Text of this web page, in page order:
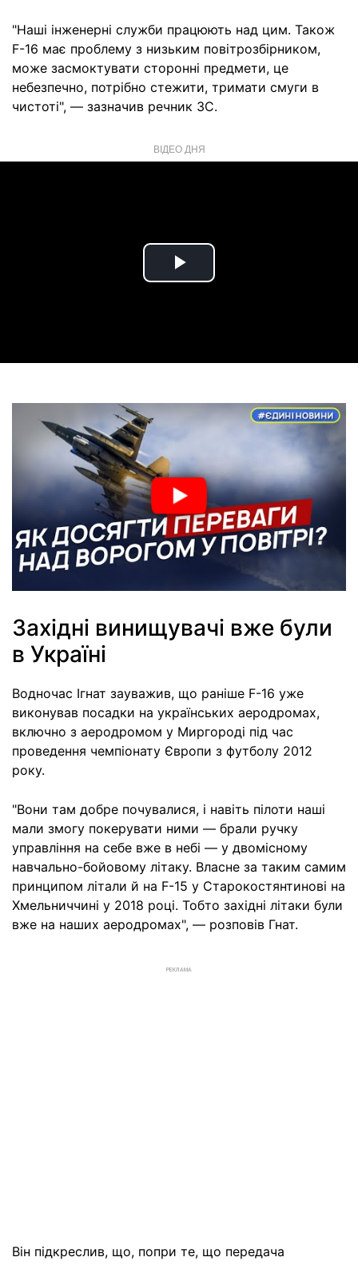
"Наші інженерні служби працюють над цим. Також
F-16 має проблему з низьким повітрозбірником,
може засмоктувати сторонні предмети, це
небезпечно, потрібно стежити, тримати смуги в
чистоті", — зазначив речник ЗС.
ВІДЕО ДНЯ
Play
Західні винищувачі вже були
в Україні
Водночас Ігнат зауважив, що раніше F-16 уже
виконував посадки на українських аеродромах,
включно з аеродромом у Миргороді під час
проведення чемпіонату Європи з футболу 2012
року.
"Вони там добре почувалися, і навіть пілоти наші
мали змогу покерувати ними — брали ручку
управління на себе вже в небі — у двомісному
навчально-бойовому літаку. Власне за таким самим
принципом літали й на F-15 у Старокостянтинові на
Хмельниччині у 2018 році. Тобто західні літаки були
вже на наших аеродромах", — розповів Гнат.
РЕКЛАМА
Він підкреслив, що, попри те, що передача